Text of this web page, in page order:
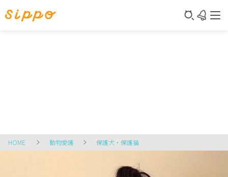
HOME 動物愛護 保護犬・保護猫